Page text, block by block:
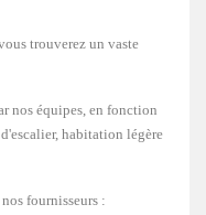
trouverez un vaste
nos équipes, en fonction
habitation légère
fournisseurs :